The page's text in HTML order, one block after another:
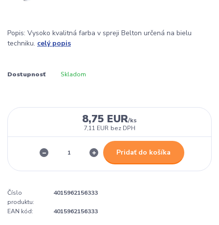
Popis: Vysoko kvalitná farba v spreji Belton určená na bielu
techniku. celý popis
Dostupnosť Skladom
8,75 EUR/ks
7,11 EUR bez DPH
Pridať do košíka
Číslo
produktu:
4015962156333
EAN kód: 4015962156333